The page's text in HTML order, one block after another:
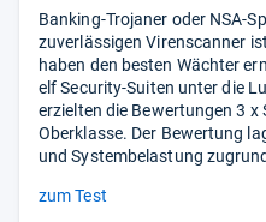
Banking-Trojaner oder NSA-
zuverlässigen Virenscanner
haben den besten Wächter
elf Security-Suiten unter die
erzielten die Bewertungen 3 x
Oberklasse. Der Bewertung
und Systembelastung
zum Test